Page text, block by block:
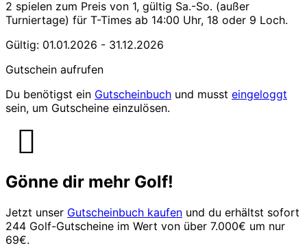
2 spielen zum Preis von 1, gültig Sa.-So. (außer
Turniertage) für T-Times ab 14:00 Uhr, 18 oder 9 Loch.
Gültig: 01.01.2026 - 31.12.2026
Gutschein aufrufen
Du benötigst ein Gutscheinbuch und musst eingeloggt
sein, um Gutscheine einzulösen.
Gönne dir mehr Golf!
Jetzt unser Gutscheinbuch kaufen und du erhältst sofort
244 Golf-Gutscheine im Wert von über 7.000€ um nur
69€.